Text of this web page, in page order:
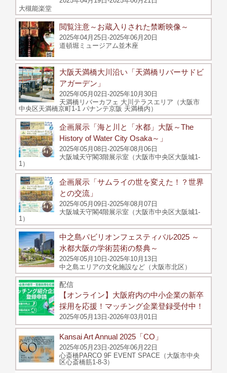
大槻能楽堂
閲覧注意～お蔵入りされた禁断映像～
2025年04月25日-2025年06月20日
道頓堀ミュージアム並木座
大阪天満橋大川沿い「天満橋リバーサドビ
アガーデン」
2025年05月02日-2025年10月30日
天満橋リバーカフェ 大川テラスエリア（大阪市
中央区天満橋京町1-1 パナンテ京阪 天満橋内）
企画展示「海と川と「水都」大阪～The
History of Water City Osaka～」
2025年05月08日-2025年08月06日
大阪城天守閣3階展示室（大阪市中央区大阪城1-
1）
企画展示「サムライの世を変えた！？世界
との交流」
2025年05月09日-2025年08月07日
大阪城天守閣4階展示室（大阪市中央区大阪城1-
1）
中之島パビリオンフェスティバル2025 ～
水都大阪の学術芸術の祭典～
2025年05月10日-2025年10月13日
中之島エリアの文化施設など（大阪市北区）
配信
【オンライン】大阪府内の中小企業の新卒
採用を応援！マッチング企業登録受付中！
2025年05月13日-2026年03月01日
Kansai Art Annual 2025「CO」
2025年05月23日-2025年06月22日
心斎橋PARCO 9F EVENT SPACE（大阪市中央
区心斎橋筋1-8-3）